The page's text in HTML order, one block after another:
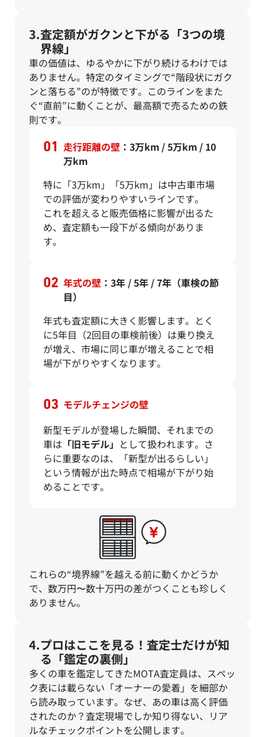
査定額がガクンと下がる「3つの境
界線」
車の価値は、ゆるやかに下がり続けるわけでは
ありません。特定のタイミングで“階段状にガク
ンと落ちる”のが特徴です。このラインをまた
ぐ“直前”に動くことが、最高額で売るための鉄
則です。
走行距離の壁 ：3万km / 5万km / 10
万km
特に「3万km」「5万km」は中古車市場
での評価が変わりやすいラインです。
これを超えると販売価格に影響が出るた
め、査定額も一段下がる傾向がありま
す。
年式の壁 ：3年 / 5年 / 7年（車検の節
目）
年式も査定額に大きく影響します。とく
に5年目（2回目の車検前後）は乗り換え
が増え、市場に同じ車が増えることで相
場が下がりやすくなります。
モデルチェンジの壁
新型モデルが登場した瞬間、それまでの
車は 「旧モデル」 として扱われます。さ
らに重要なのは、「新型が出るらしい」
という情報が出た時点で相場が下がり始
めることです。
これらの“境界線”を越える前に動くかどうか
で、数万円〜数十万円の差がつくことも珍しく
ありません。
プロはここを見る！査定士だけが知
る「鑑定の裏側」
多くの車を鑑定してきたMOTA査定員は、スペッ
ク表には載らない「オーナーの愛着」を細部か
ら読み取っています。なぜ、あの車は高く評価
されたのか？査定現場でしか知り得ない、リア
ルなチェックポイントを公開します。